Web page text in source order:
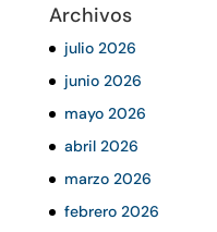
Archivos
julio 2026
junio 2026
mayo 2026
abril 2026
marzo 2026
febrero 2026